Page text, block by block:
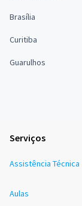
Brasília
Curitiba
Guarulhos
Serviços
Assistência Técnica
Aulas